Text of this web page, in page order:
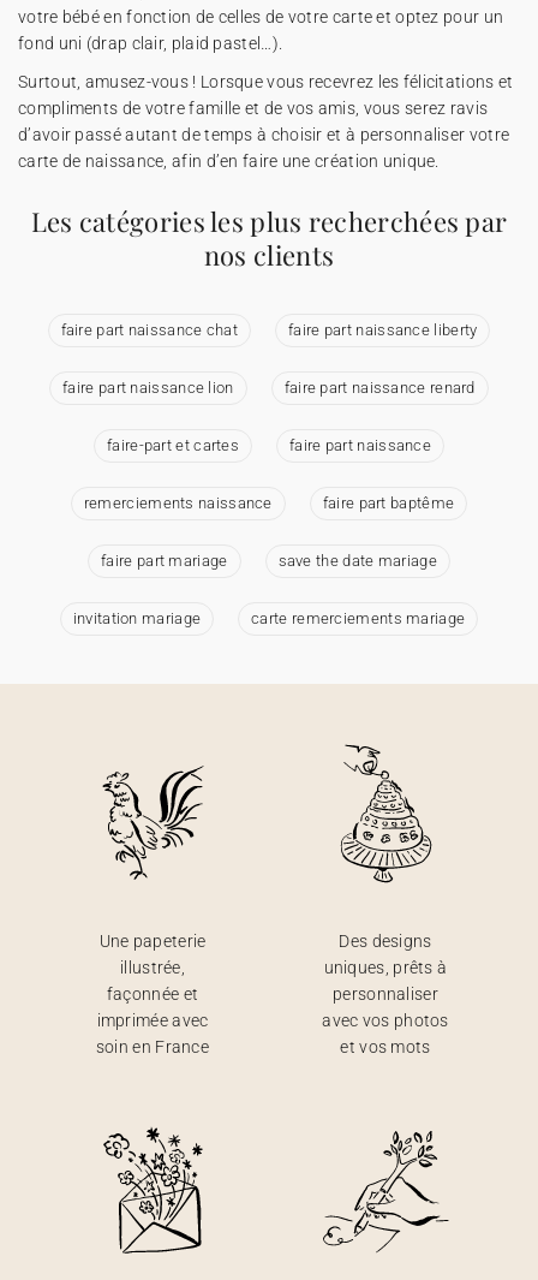
votre bébé en fonction de celles de votre carte et optez pour un
fond uni (drap clair, plaid pastel…).
Surtout, amusez-vous ! Lorsque vous recevrez les félicitations et
compliments de votre famille et de vos amis, vous serez ravis
d’avoir passé autant de temps à choisir et à personnaliser votre
carte de naissance, afin d’en faire une création unique.
Les catégories les plus recherchées par
nos clients
faire part naissance chat faire part naissance liberty
faire part naissance lion faire part naissance renard
faire-part et cartes faire part naissance
remerciements naissance faire part baptême
faire part mariage save the date mariage
invitation mariage carte remerciements mariage
Une papeterie
illustrée,
façonnée et
imprimée avec
soin en France
Des designs
uniques, prêts à
personnaliser
avec vos photos
et vos mots